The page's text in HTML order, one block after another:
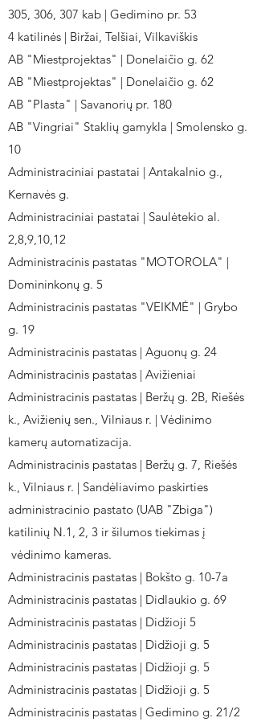
305, 306, 307 kab | Gedimino pr. 53
4 katilinės | Biržai, Telšiai, Vilkaviškis
AB "Miestprojektas" | Donelaičio g. 62
AB "Miestprojektas" | Donelaičio g. 62
AB "Plasta" | Savanorių pr. 180
AB "Vingriai" Staklių gamykla | Smolensko g.
10
Administraciniai pastatai | Antakalnio g.,
Kernavės g.
Administraciniai pastatai | Saulėtekio al.
2,8,9,10,12
Administracinis pastatas "MOTOROLA" |
Domininkonų g. 5
Administracinis pastatas "VEIKMĖ" | Grybo
g. 19
Administracinis pastatas | Aguonų g. 24
Administracinis pastatas | Avižieniai
Administracinis pastatas | Beržų g. 2B, Riešės
k., Avižienių sen., Vilniaus r. | Vėdinimo
kamerų automatizacija.
Administracinis pastatas | Beržų g. 7, Riešės
k., Vilniaus r. | Sandėliavimo paskirties
administracinio pastato (UAB "Zbiga")
katilinių N.1, 2, 3 ir šilumos tiekimas į
vėdinimo kameras.
Administracinis pastatas | Bokšto g. 10-7a
Administracinis pastatas | Didlaukio g. 69
Administracinis pastatas | Didžioji 5
Administracinis pastatas | Didžioji g. 5
Administracinis pastatas | Didžioji g. 5
Administracinis pastatas | Didžioji g. 5
Administracinis pastatas | Gedimino g. 21/2